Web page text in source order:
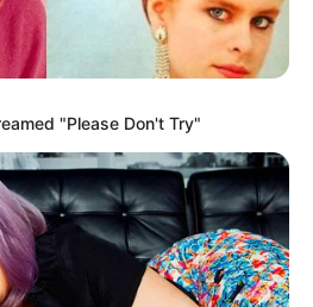
"Please Don't Try"